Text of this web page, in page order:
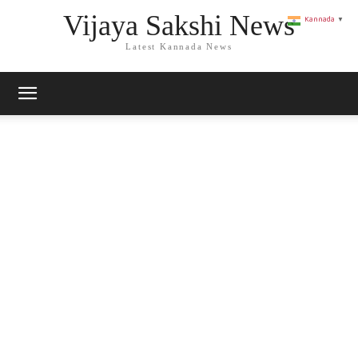
Vijaya Sakshi News
Latest Kannada News
Kannada ▼